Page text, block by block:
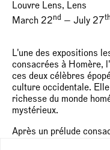
Louvre Lens, Lens
March 22nd — July 27th
L'une des expositions
consacrées à Homère,
ces deux célèbres
culture occidentale.
richesse du monde
mystérieux.
Après un prélude